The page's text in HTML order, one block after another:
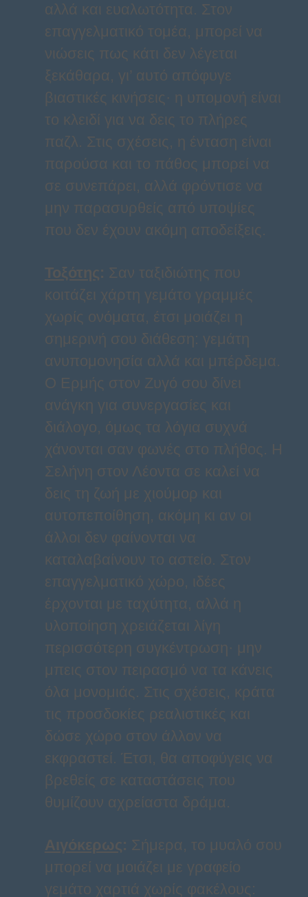
αλλά και ευαλωτότητα. Στον
επαγγελματικό τομέα, μπορεί να
νιώσεις πως κάτι δεν λέγεται
ξεκάθαρα, γι’ αυτό απόφυγε
βιαστικές κινήσεις· η υπομονή είναι
το κλειδί για να δεις το πλήρες
παζλ. Στις σχέσεις, η ένταση είναι
παρούσα και το πάθος μπορεί να
σε συνεπάρει, αλλά φρόντισε να
μην παρασυρθείς από υποψίες
που δεν έχουν ακόμη αποδείξεις.
Τοξότης: Σαν ταξιδιώτης που
κοιτάζει χάρτη γεμάτο γραμμές
χωρίς ονόματα, έτσι μοιάζει η
σημερινή σου διάθεση: γεμάτη
ανυπομονησία αλλά και μπέρδεμα.
Ο Ερμής στον Ζυγό σου δίνει
ανάγκη για συνεργασίες και
διάλογο, όμως τα λόγια συχνά
χάνονται σαν φωνές στο πλήθος. Η
Σελήνη στον Λέοντα σε καλεί να
δεις τη ζωή με χιούμορ και
αυτοπεποίθηση, ακόμη κι αν οι
άλλοι δεν φαίνονται να
καταλαβαίνουν το αστείο. Στον
επαγγελματικό χώρο, ιδέες
έρχονται με ταχύτητα, αλλά η
υλοποίηση χρειάζεται λίγη
περισσότερη συγκέντρωση· μην
μπεις στον πειρασμό να τα κάνεις
όλα μονομιάς. Στις σχέσεις, κράτα
τις προσδοκίες ρεαλιστικές και
δώσε χώρο στον άλλον να
εκφραστεί. Έτσι, θα αποφύγεις να
βρεθείς σε καταστάσεις που
θυμίζουν αχρείαστα δράμα.
Αιγόκερως: Σήμερα, το μυαλό σου
μπορεί να μοιάζει με γραφείο
γεμάτο χαρτιά χωρίς φακέλους: